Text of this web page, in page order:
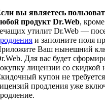
вы являетесь
продукт Dr.Web,
утилит Dr.Web —
и заполните поля
Ваш нынешний
Для вас будет
лицензии со скидкой
купон не
продления уже